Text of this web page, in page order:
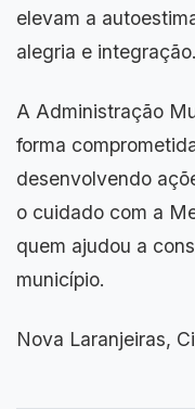
elevam a
alegria e integração.
A Administração
forma
desenvolvendo
o cuidado com a
quem ajudou a
município.
Nova Laranjeiras,